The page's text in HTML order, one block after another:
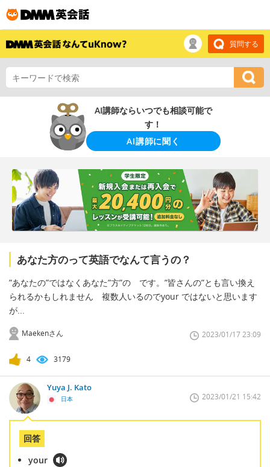
質問する
AI講師ならいつでも相談可能で
す！
AI講師に聞く
あなた方のって英語でなんて言うの？
”あなたの”ではなくあなた”方”の です。”皆さんの”とも言い換え
られるかもしれません 複数人いるのでyour ではないと思います
が...
Maekenさん 2023/01/17 23:09
4 3179
Yuya J. Kato
日本 2023/01/21 15:42
回答
your